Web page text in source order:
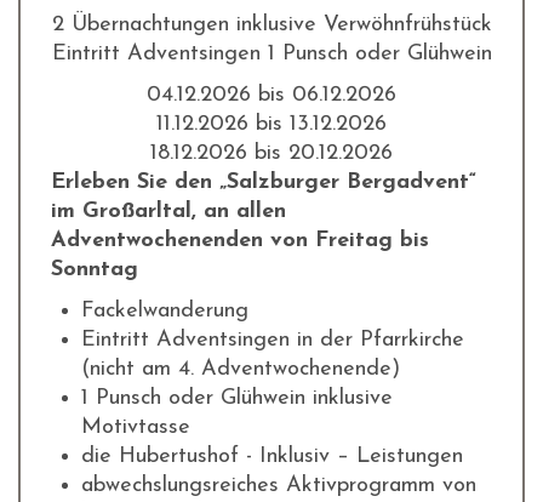
2 Übernachtungen inklusive Verwöhnfrühstück
Eintritt Adventsingen 1 Punsch oder Glühwein
04.12.2026 bis 06.12.2026
11.12.2026 bis 13.12.2026
18.12.2026 bis 20.12.2026
Erleben Sie den „Salzburger Bergadvent“
im Großarltal, an allen
Adventwochenenden von Freitag bis
Sonntag
Fackelwanderung
Eintritt Adventsingen in der Pfarrkirche
(nicht am 4. Adventwochenende)
1 Punsch oder Glühwein inklusive
Motivtasse
die Hubertushof - Inklusiv – Leistungen
abwechslungsreiches Aktivprogramm von